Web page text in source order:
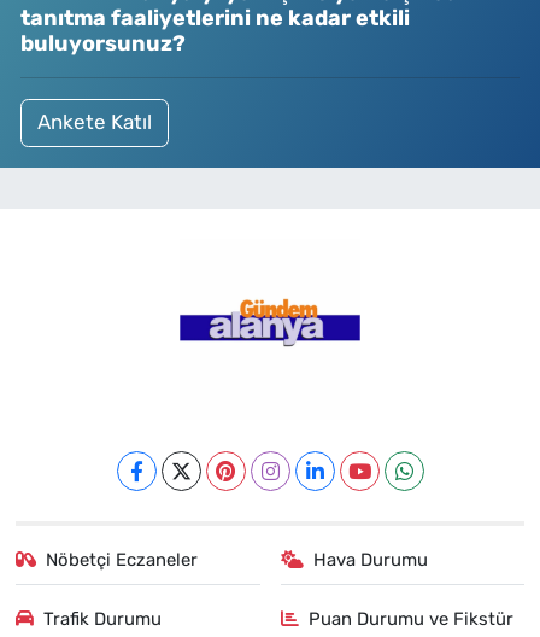
tanıtma faaliyetlerini ne kadar etkili
buluyorsunuz?
Ankete Katıl
Nöbetçi Eczaneler Hava Durumu
Trafik Durumu Puan Durumu ve Fikstür